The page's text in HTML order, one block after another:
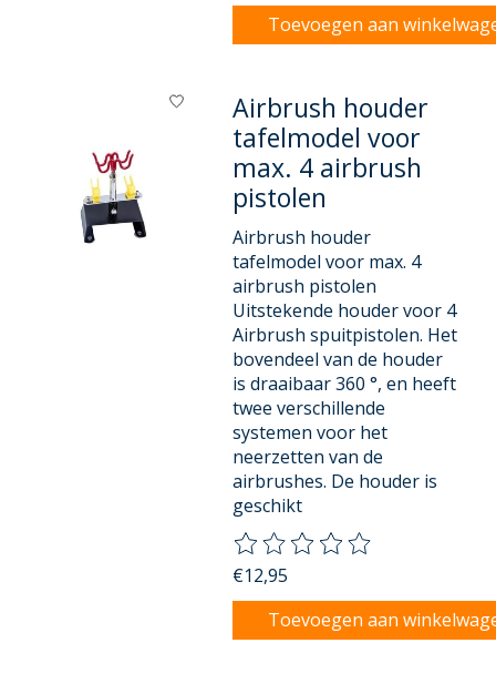
Toevoegen aan
Airbrush houder
tafelmodel voor
max. 4 airbrush
pistolen
Airbrush houder
tafelmodel voor max. 4
airbrush pistolen
Uitstekende houder voor 4
Airbrush spuitpistolen. Het
bovendeel van de houder
is draaibaar 360 °, en heeft
twee verschillende
systemen voor het
neerzetten van de
airbrushes. De houder is
geschikt
De beoordeling van dit
€12,95
Toevoegen aan